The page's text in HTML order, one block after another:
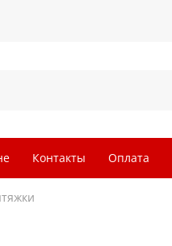
Контакты Оплата